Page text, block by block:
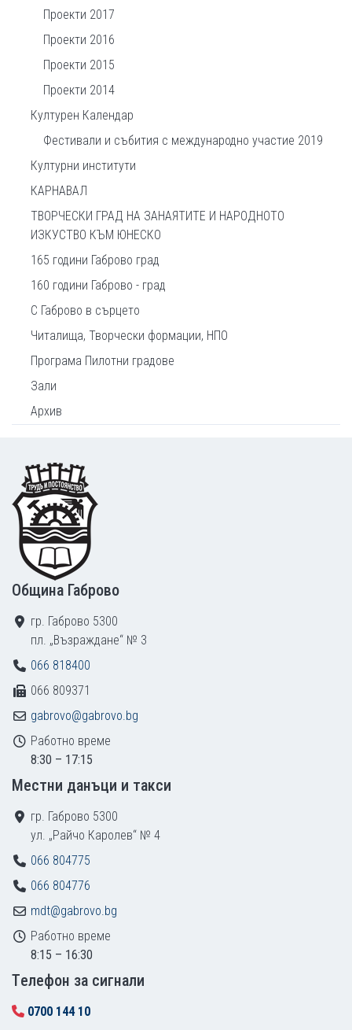
Проекти 2017
Проекти 2016
Проекти 2015
Проекти 2014
Културен Календар
Фестивали и събития с международно участие 2019
Културни институти
КАРНАВАЛ
ТВОРЧЕСКИ ГРАД НА ЗАНАЯТИТЕ И НАРОДНОТО
ИЗКУСТВО КЪМ ЮНЕСКО
165 години Габрово град
160 години Габрово - град
С Габрово в сърцето
Читалища, Творчески формации, НПО
Програма Пилотни градове
Зали
Архив
Footer
Община Габрово
гр. Габрово 5300
пл. „Възраждане“ № 3
066 818400
066 809371
gabrovo@gabrovo.bg
Работно време
8:30 – 17:15
Местни данъци и такси
гр. Габрово 5300
ул. „Райчо Каролев“ № 4
066 804775
066 804776
mdt@gabrovo.bg
Работно време
8:15 – 16:30
Tелефон за сигнали
0700 144 10